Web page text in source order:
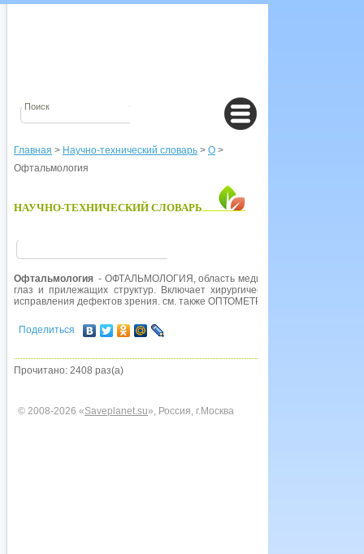
Главная > Научно-технический словарь > О >
Офтальмология
НАУЧНО-ТЕХНИЧЕСКИЙ СЛОВАРЬ
Офтальмология - ОФТАЛЬМОЛОГИЯ, область медицины,
глаз и прилежащих структур. Включает хирургические и
исправления дефектов зрения. см. также ОПТОМЕТРИЯ.
Поделиться
Прочитано: 2408 раз(а)
© 2008-2026 «Saveplanet.su», Россия, г.Москва